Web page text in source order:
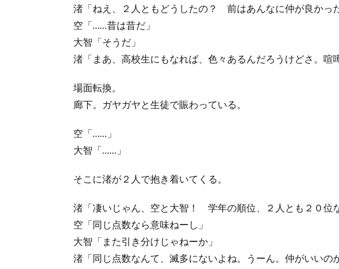
渚「ねえ、２人ともどうしたの？ 前はあんなに仲が良かっ
空「……昔は昔だ」
大智「そうだ」
渚「まあ、高校生にもなれば、色々あるんだろうけどさ。喧
場面転換。
廊下。ガヤガヤと生徒で賑わっている。
空「……」
大智「……」
そこに渚が２人で抱き着いてくる。
渚「凄いじゃん、空と大智！ 学年の順位、２人とも２０位
空「同じ点数なら意味ねーし」
大智「また引き分けじゃねーか」
渚「同じ点数なんて、滅多にないよね。うーん。仲がいいの